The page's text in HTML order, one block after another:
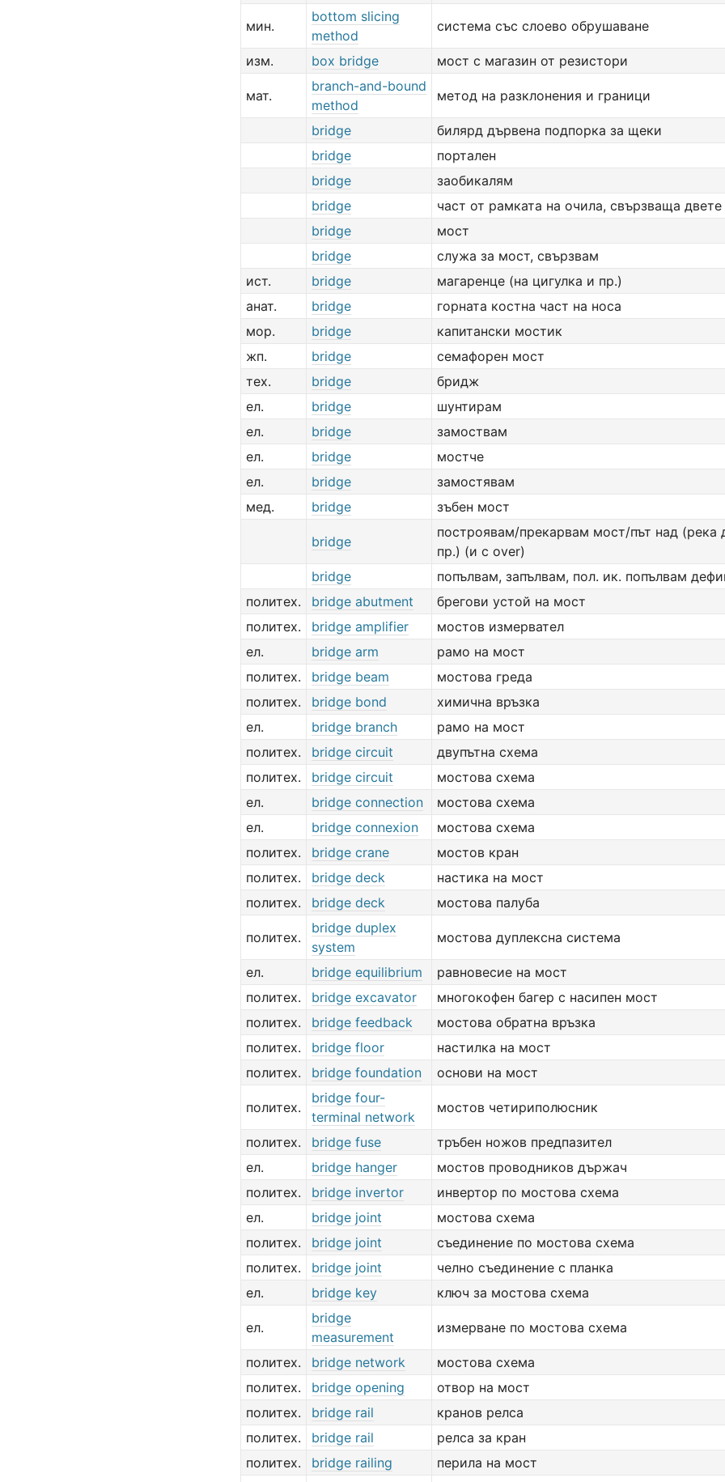
мин.
bottom slicing
method
система със слоево обрушаване
изм. box bridge мост с магазин от резистори
мат.
branch-and-bound
method
метод на разклонения и граници
bridge
билярд дървена подпорка за щеки
bridge
портален
bridge
заобикалям
bridge
част от рамката на очила, свързваща двете
bridge
мост
bridge
служа за мост, свързвам
ист.
bridge
магаренце (на цигулка и пр.)
анат.
bridge
горната костна част на носа
мор.
bridge
капитански мостик
жп.
bridge
семафорен мост
тех.
bridge
бридж
ел.
bridge
шунтирам
ел.
bridge
замоствам
ел.
bridge
мостче
ел.
bridge
замостявам
мед.
bridge зъбен мост
bridge
построявам/прекарвам мост/път над (река
пр.) (и с over)
bridge
попълвам, запълвам, пол. ик. попълвам
политех.
bridge abutment
брегови устой на мост
политех.
bridge amplifier
мостов измервател
ел.
bridge arm
рамо на мост
политех.
bridge beam
мостова греда
политех.
bridge bond
химична връзка
ел.
bridge branch
рамо на мост
политех.
bridge circuit
двупътна схема
политех.
bridge circuit
мостова схема
ел.
bridge connection
мостова схема
ел.
bridge connexion
мостова схема
политех.
bridge crane
мостов кран
политех.
bridge deck
настика на мост
политех.
bridge deck мостова палуба
политех.
bridge duplex
system
мостова дуплексна система
ел. bridge equilibrium
равновесие на мост
политех.
bridge excavator
многокофен багер с насипен мост
политех.
bridge feedback
мостова обратна връзка
политех.
bridge floor
настилка на мост
политех.
bridge foundation основи на мост
политех.
bridge four-
terminal network
мостов четириполюсник
политех. bridge fuse
тръбен ножов предпазител
ел.
bridge hanger
мостов проводников държач
политех.
bridge invertor
инвертор по мостова схема
ел.
bridge joint
мостова схема
политех.
bridge joint
съединение по мостова схема
политех.
bridge joint
челно съединение с планка
ел.
bridge key ключ за мостова схема
ел.
bridge
measurement
измерване по мостова схема
политех. bridge network
мостова схема
политех.
bridge opening
отвор на мост
политех.
bridge rail
кранов релса
политех.
bridge rail
релса за кран
политех.
bridge railing
перила на мост